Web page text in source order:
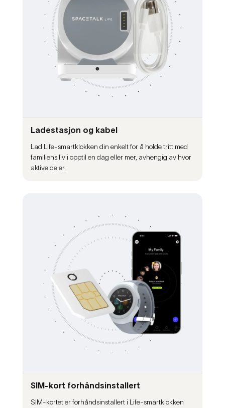
Ladestasjon og kabel
Lad Life-smartklokken din enkelt for å holde tritt med
familiens liv i opptil en dag eller mer, avhengig av hvor
aktive de er.
SIM-kort forhåndsinstallert
SIM-kortet er forhåndsinstallert i Life-smartklokken